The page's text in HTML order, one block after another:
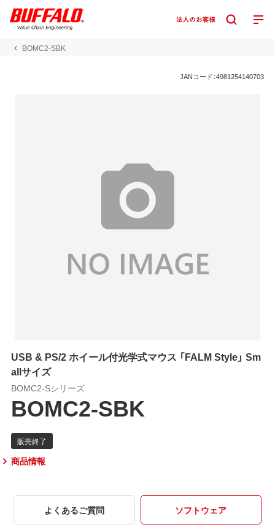
BOMC2-SBK
JANコード：4981254140703
USB & PS/2 ホイール付光学式マウス 「FALM Style」 Sm
allサイズ
BOMC2-Sシリーズ
BOMC2-SBK
商品情報
よくあるご質問 ソフトウェア